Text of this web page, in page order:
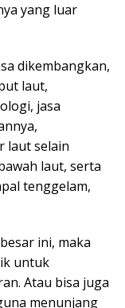
yang luar
dikembangkan,
laut,
jasa
laut selain
laut, serta
tenggelam,
ini, maka
untuk
Atau bisa juga
menunjang